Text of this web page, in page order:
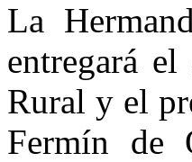
La
entregará
Rural y el
Fermín de